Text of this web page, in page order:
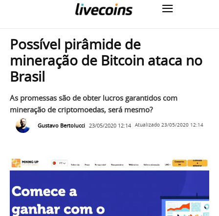
Possível pirâmide de
mineração de Bitcoin ataca no
Brasil
As promessas são de obter lucros garantidos com
mineração de criptomoedas, será mesmo?
Gustavo Bertolucci 23/05/2020 12:14 Atualizado 23/05/2020 12:14